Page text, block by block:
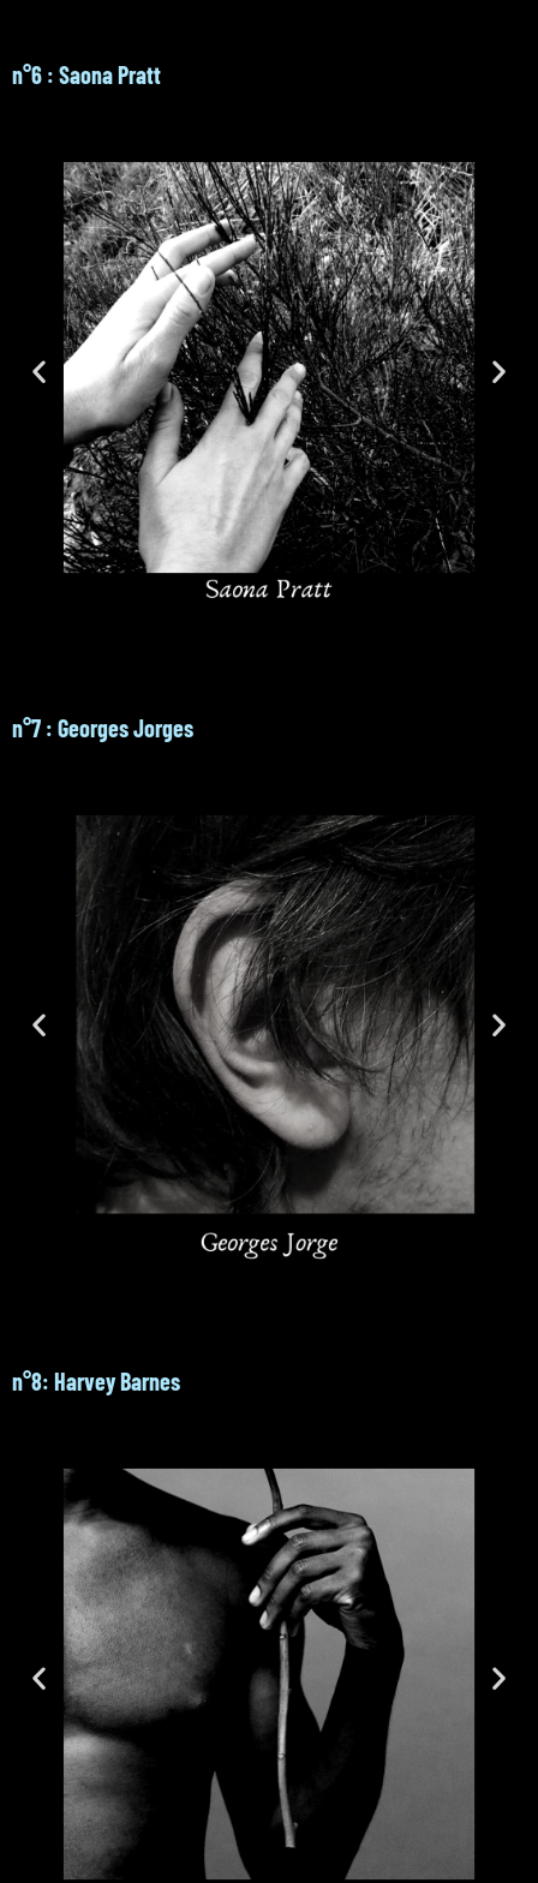
n°6 : Saona Pratt
n°7 : Georges Jorges
n°8: Harvey Barnes